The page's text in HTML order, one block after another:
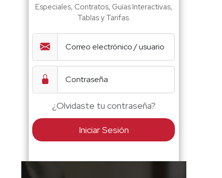
Especiales, Contratos, Guías Interactivas,
Tablas y Tarifas.
¿Olvidaste tu contraseña?
Iniciar Sesión